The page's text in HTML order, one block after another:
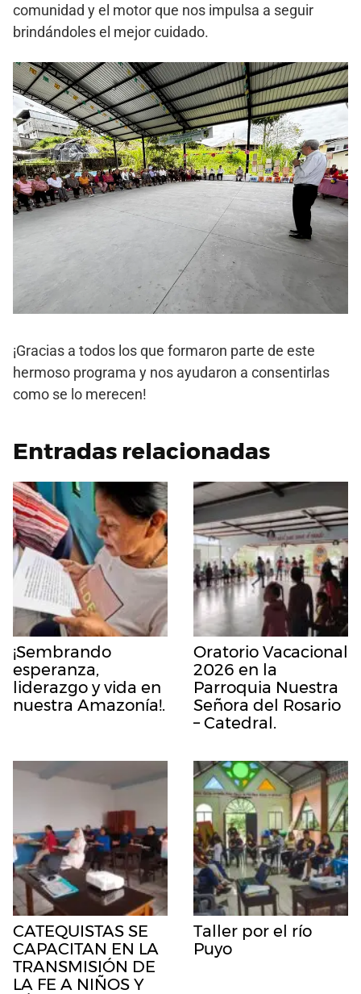
comunidad y el motor que nos impulsa a seguir
brindándoles el mejor cuidado.
¡Gracias a todos los que formaron parte de este
hermoso programa y nos ayudaron a consentirlas
como se lo merecen!
Entradas relacionadas
¡Sembrando
esperanza,
liderazgo y vida en
nuestra Amazonía!.
Oratorio Vacacional
2026 en la
Parroquia Nuestra
Señora del Rosario
– Catedral.
CATEQUISTAS SE
CAPACITAN EN LA
TRANSMISIÓN DE
LA FE A NIÑOS Y
Taller por el río
Puyo